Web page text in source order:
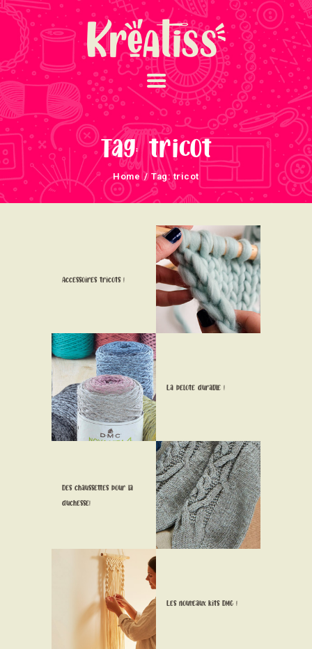
Tag: tricot
Home Tag: tricot
ACCUEIL
NOS UNIVERS
ARRIVAGES
ATELIERS ET
ÉVÈNEMENTS
INFOS ÉVÈNEMENTS
NEWSLETTERS
NOUS SOUTENONS
Accessoires tricots !
La pelote durable !
Des chaussettes pour la
duchesse!
Les nouveaux kits DMC !